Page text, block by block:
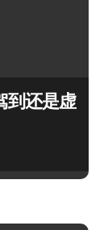
到还是虚